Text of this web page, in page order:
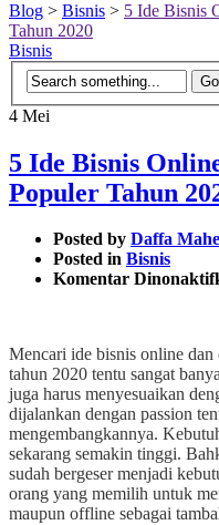
Blog > Bisnis > 5 Ide Bisnis
Tahun 2020
Bisnis
4 Mei
5 Ide Bisnis
Populer Tahun
Posted by Daffa
Posted in Bisnis
Komentar
Mencari ide bisnis online
tahun 2020 tentu sangat
juga harus menyesuaikan
dijalankan dengan passion
mengembangkannya.
sekarang semakin tinggi.
sudah bergeser menjadi
orang yang memilih untuk
maupun offline sebagai